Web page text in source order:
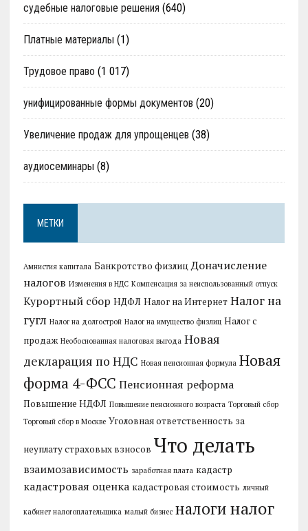
судебные налоговые решения (640)
Платные материалы (1)
Трудовое право (1 017)
унифицированные формы документов (20)
Увеличение продаж для упрощенцев (38)
аудиосеминары (8)
МЕТКИ
Амнистия капитала Банкротство физлиц Доначисление
налогов Изменения в НДС Компенсация за неиспользованный отпуск
Курортный сбор НДФЛ Налог на Интернет Налог на
гугл Налог на долгострой Налог на имущество физлиц Налог с
продаж Необоснованная налоговая выгода Новая
декларация по НДС Новая пенсионная формула Новая
форма 4-ФСС Пенсионная реформа
Повышение НДФЛ Повышение пенсионного возраста Торговый сбор
Торговый сбор в Москве Уголовная ответственность за
неуплату страховых взносов Что делать
взаимозависимость заработная плата кадастр
кадастровая оценка кадастровая стоимость личный
кабинет налогоплательщика малый бизнес налоги налог